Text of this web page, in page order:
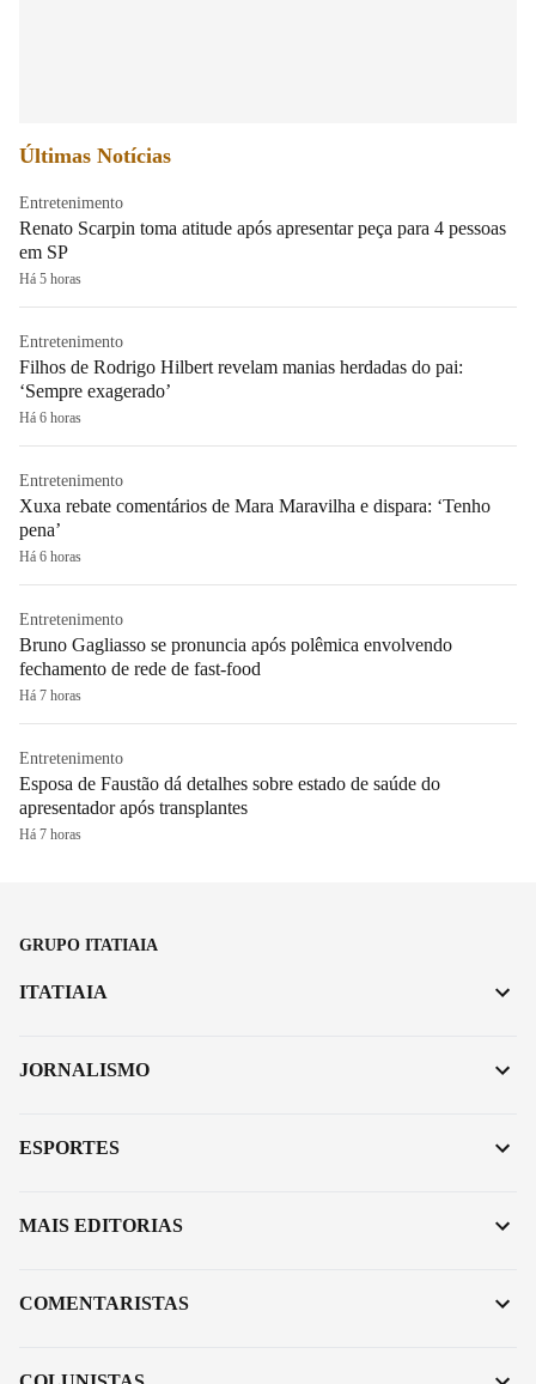
Últimas Notícias
Entretenimento
Renato Scarpin toma atitude após apresentar peça para 4 pessoas
em SP
Há 5 horas
Entretenimento
Filhos de Rodrigo Hilbert revelam manias herdadas do pai:
‘Sempre exagerado’
Há 6 horas
Entretenimento
Xuxa rebate comentários de Mara Maravilha e dispara: ‘Tenho
pena’
Há 6 horas
Entretenimento
Bruno Gagliasso se pronuncia após polêmica envolvendo
fechamento de rede de fast-food
Há 7 horas
Entretenimento
Esposa de Faustão dá detalhes sobre estado de saúde do
apresentador após transplantes
Há 7 horas
GRUPO ITATIAIA
ITATIAIA
JORNALISMO
ESPORTES
MAIS EDITORIAS
COMENTARISTAS